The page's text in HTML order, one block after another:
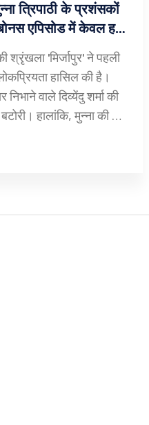
त्रिपाठी के प्रशंसकों
एपिसोड में केवल हटा
श्रृंखला 'मिर्जापुर' ने पहली
हासिल की है।
निभाने वाले दिव्येंदु शर्मा की
हालांकि, मुन्‍ना की मौत
दर्शक अनुभव कर रहे हैं।